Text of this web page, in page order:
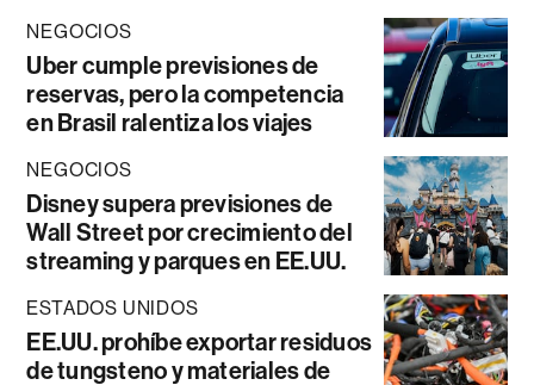
NEGOCIOS
Uber cumple previsiones de
reservas, pero la competencia
en Brasil ralentiza los viajes
NEGOCIOS
Disney supera previsiones de
Wall Street por crecimiento del
streaming y parques en EE.UU.
ESTADOS UNIDOS
EE.UU. prohíbe exportar residuos
de tungsteno y materiales de